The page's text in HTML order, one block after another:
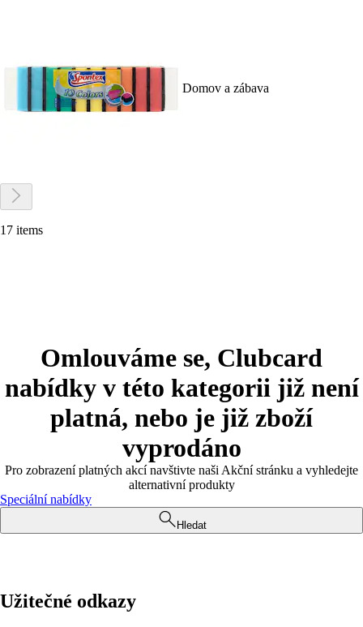
Domov a zábava
17 items
Omlouváme se, Clubcard
nabídky v této kategorii již není
platná, nebo je již zboží
vyprodáno
Pro zobrazení platných akcí navštivte naši Akční stránku a vyhledejte
alternativní produkty
Speciální nabídky
Hledat
Užitečné odkazy